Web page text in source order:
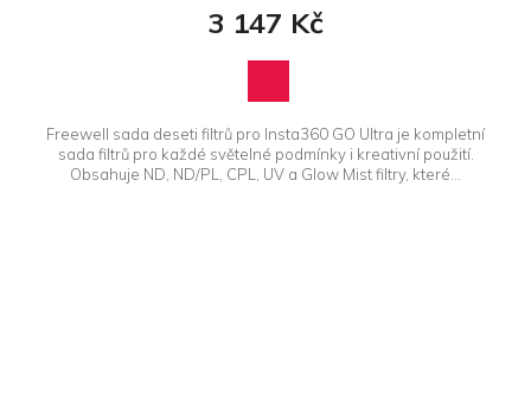
3 147 Kč
Freewell sada deseti filtrů pro Insta360 GO Ultra je kompletní
sada filtrů pro každé světelné podmínky i kreativní použití.
Obsahuje ND, ND/PL, CPL, UV a Glow Mist filtry, které...